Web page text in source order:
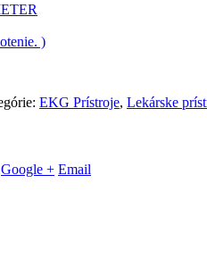
)
EKG Prístroje, Lekárske
Google + Email